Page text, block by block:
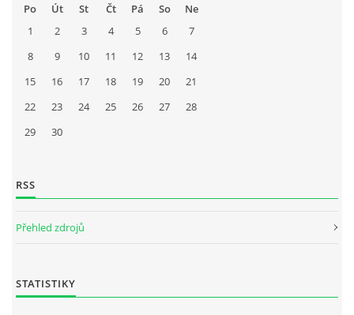
Po
Út St Čt Pá So
Ne
1
2 3 4 5 6
7
8
9 10 11 12 13
14
15
16 17 18 19 20
21
22
23 24 25 26 27
28
29
30
RSS
Přehled zdrojů
STATISTIKY